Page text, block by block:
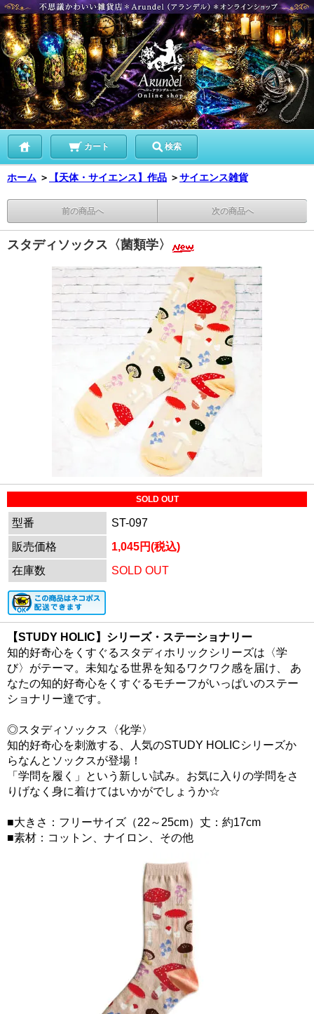
カート 検索
ホーム ＞ 【天体・サイエンス】作品 ＞サイエンス雑貨
前の商品へ 次の商品へ
スタディソックス〈菌類学〉
SOLD OUT
型番
ST-097
販売価格
1,045円(税込)
在庫数
SOLD OUT
【STUDY HOLIC】シリーズ・ステーショナリー
知的好奇心をくすぐるスタディホリックシリーズは〈学
び〉がテーマ。未知なる世界を知るワクワク感を届け、 あ
なたの知的好奇心をくすぐるモチーフがいっぱいのステー
ショナリー達です。
◎スタディソックス〈化学〉
知的好奇心を刺激する、人気のSTUDY HOLICシリーズか
らなんとソックスが登場！
「学問を履く」という新しい試み。お気に入りの学問をさ
りげなく身に着けてはいかがでしょうか☆
■大きさ：フリーサイズ（22～25cm）丈：約17cm
■素材：コットン、ナイロン、その他